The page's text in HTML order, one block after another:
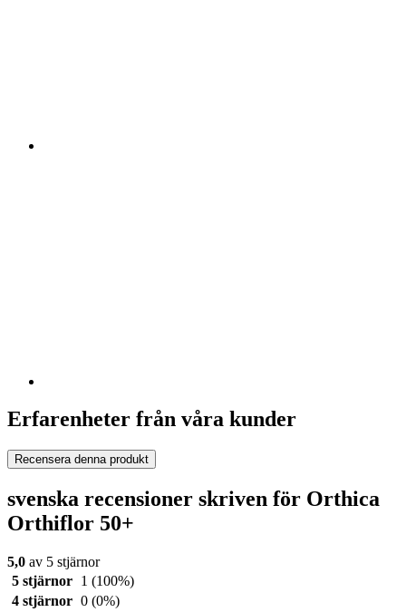
Erfarenheter från våra kunder
Recensera denna produkt
svenska recensioner skriven för Orthica
Orthiflor 50+
5,0 av 5 stjärnor
5 stjärnor
1 (100%)
4 stjärnor 0 (0%)